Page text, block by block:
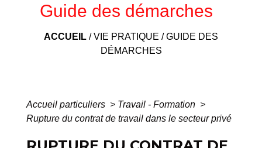
Guide des démarches
ACCUEIL /VIE PRATIQUE /GUIDE DES
DÉMARCHES
Accueil particuliers > Travail - Formation >
Rupture du contrat de travail dans le secteur privé